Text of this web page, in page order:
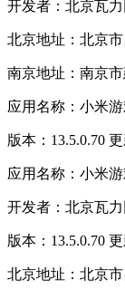
开发者：北京瓦
北京地址：北京
南京地址：南京
应用名称：小米
版本：13.5.0.70
应用名称：小米
开发者：北京瓦
版本：13.5.0.70
北京地址：北京